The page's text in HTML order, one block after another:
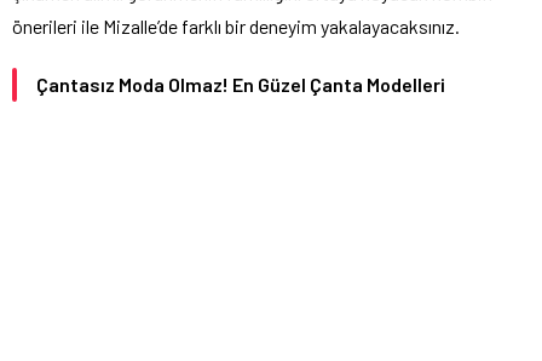
önerileri ile Mizalle’de farklı bir deneyim yakalayacaksınız.
Çantasız Moda Olmaz! En Güzel Çanta Modelleri